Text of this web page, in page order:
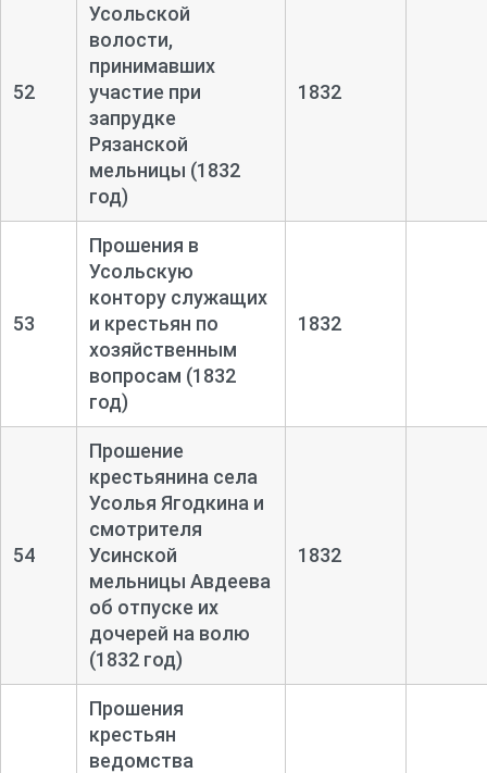
52
Усольской
волости,
принимавших
участие при
запрудке
Рязанской
мельницы (1832
год)
1832
53
Прошения в
Усольскую
контору служащих
и крестьян по
хозяйственным
вопросам (1832
год)
1832
54
Прошение
крестьянина села
Усолья Ягодкина и
смотрителя
Усинской
мельницы Авдеева
об отпуске их
дочерей на волю
(1832 год)
1832
Прошения
крестьян
ведомства